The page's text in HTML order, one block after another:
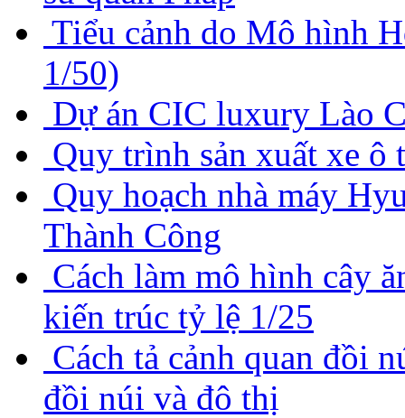
Tiểu cảnh do Mô hình
1/50)
Dự án CIC luxury Lào
Quy trình sản xuất xe ô
Quy hoạch nhà máy
Thành Công
Cách làm mô hình cây
kiến trúc tỷ lệ 1/25
Cách tả cảnh quan đồi
đồi núi và đô thị